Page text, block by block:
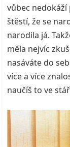
vůbec
štěstí, že se
narodila já.
měla nejvíc
nasáváte do
více a více
naučíš to ve